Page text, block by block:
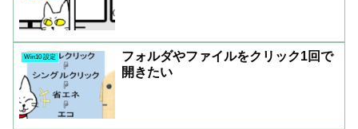
Win10 設定
フォルダやファイルをクリック1回で
開きたい